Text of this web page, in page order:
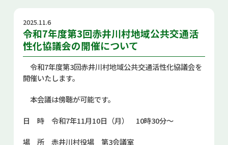
観光・イベント情報
あかいがわ広報
2025.11.6
令和7年度第3回赤井川村地域公共交通活
性化協議会の開催について
令和7年度第3回赤井川村地域公共交通活性化協議会を
開催いたします。
本会議は傍聴が可能です。
日 時 令和7年11月10日（月） 10時30分～
場 所 赤井川村役場 第3会議室